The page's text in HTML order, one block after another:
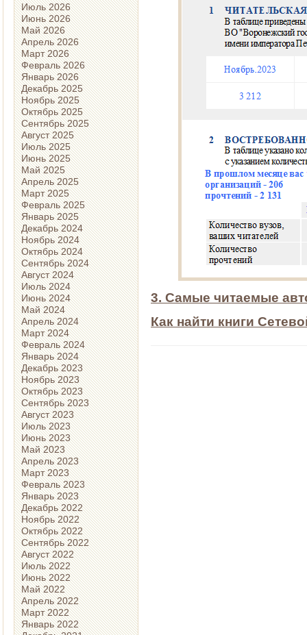
Июль 2026
Июнь 2026
Май 2026
Апрель 2026
Март 2026
Февраль 2026
Январь 2026
Декабрь 2025
Ноябрь 2025
Октябрь 2025
Сентябрь 2025
Август 2025
Июль 2025
Июнь 2025
Май 2025
Апрель 2025
Март 2025
Февраль 2025
Январь 2025
Декабрь 2024
Ноябрь 2024
Октябрь 2024
Сентябрь 2024
Август 2024
Июль 2024
Июнь 2024
Май 2024
Апрель 2024
Март 2024
Февраль 2024
Январь 2024
Декабрь 2023
Ноябрь 2023
Октябрь 2023
Сентябрь 2023
Август 2023
Июль 2023
Июнь 2023
Май 2023
Апрель 2023
Март 2023
Февраль 2023
Январь 2023
Декабрь 2022
Ноябрь 2022
Октябрь 2022
Сентябрь 2022
Август 2022
Июль 2022
Июнь 2022
Май 2022
Апрель 2022
Март 2022
Январь 2022
3. Самые читаемые
Как найти книги